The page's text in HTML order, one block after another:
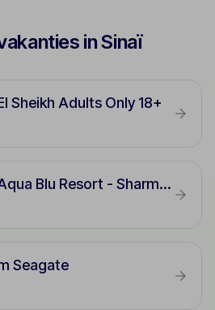
in Sinaï
Sheikh Adults Only 18+
Pickalbatros Aqua Blu Resort - Sharm El Sheikh
Seagate